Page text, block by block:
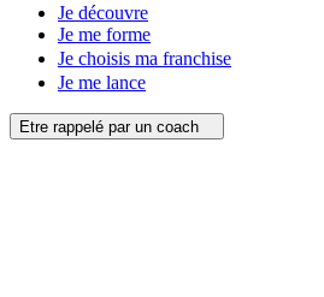
Je découvre
Je me forme
Je choisis ma franchise
Je me lance
Etre rappelé par un coach